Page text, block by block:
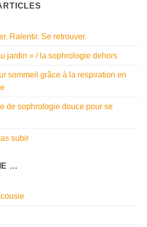
Ralentir. Se retrouver.
jardin » / la sophrologie dehors
sommeil grâce à la respiration en
de sophrologie douce pour se
subir
…